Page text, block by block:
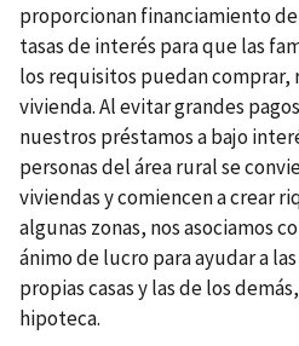
proporcionan financiamiento de
tasas de interés para que las
los requisitos puedan comprar,
vivienda. Al evitar grandes
nuestros préstamos a bajo
personas del área rural se
viviendas y comiencen a crear
algunas zonas, nos asociamos
ánimo de lucro para ayudar a
propias casas y las de los
hipoteca.